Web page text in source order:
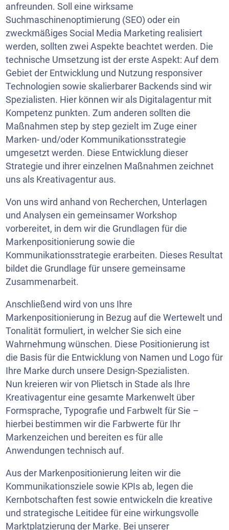
anfreunden. Soll eine wirksame
Suchmaschinenoptimierung (SEO) oder ein
zweckmäßiges Social Media Marketing realisiert
werden, sollten zwei Aspekte beachtet werden. Die
technische Umsetzung ist der erste Aspekt: Auf dem
Gebiet der Entwicklung und Nutzung responsiver
Technologien sowie skalierbarer Backends sind wir
Spezialisten. Hier können wir als Digitalagentur mit
Kompetenz punkten. Zum anderen sollten die
Maßnahmen step by step gezielt im Zuge einer
Marken- und/oder Kommunikationsstrategie
umgesetzt werden. Diese Entwicklung dieser
Strategie und ihrer einzelnen Maßnahmen zeichnet
uns als Kreativagentur aus.
Von uns wird anhand von Recherchen, Unterlagen
und Analysen ein gemeinsamer Workshop
vorbereitet, in dem wir die Grundlagen für die
Markenpositionierung sowie die
Kommunikationsstrategie erarbeiten. Dieses Resultat
bildet die Grundlage für unsere gemeinsame
Zusammenarbeit.
Anschließend wird von uns Ihre
Markenpositionierung in Bezug auf die Wertewelt und
Tonalität formuliert, in welcher Sie sich eine
Wahrnehmung wünschen. Diese Positionierung ist
die Basis für die Entwicklung von Namen und Logo für
Ihre Marke durch unsere Design-Spezialisten.
Nun kreieren wir von Plietsch in Stade als Ihre
Kreativagentur eine gesamte Markenwelt über
Formsprache, Typografie und Farbwelt für Sie –
hierbei bestimmen wir die Farbwerte für Ihr
Markenzeichen und bereiten es für alle
Anwendungen technisch auf.
Aus der Markenpositionierung leiten wir die
Kommunikationsziele sowie KPIs ab, legen die
Kernbotschaften fest sowie entwickeln die kreative
und strategische Leitidee für eine wirkungsvolle
Marktplatzierung der Marke. Bei unserer